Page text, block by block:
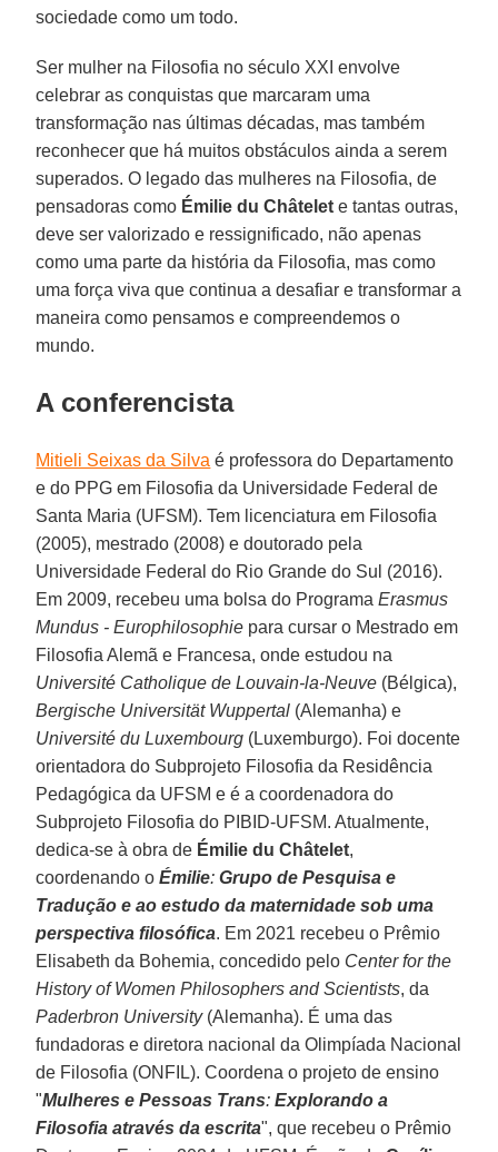
sociedade como um todo.
Ser mulher na Filosofia no século XXI envolve
celebrar as conquistas que marcaram uma
transformação nas últimas décadas, mas também
reconhecer que há muitos obstáculos ainda a serem
superados. O legado das mulheres na Filosofia, de
pensadoras como Émilie du Châtelet e tantas outras,
deve ser valorizado e ressignificado, não apenas
como uma parte da história da Filosofia, mas como
uma força viva que continua a desafiar e transformar a
maneira como pensamos e compreendemos o
mundo.
A conferencista
Mitieli Seixas da Silva é professora do Departamento
e do PPG em Filosofia da Universidade Federal de
Santa Maria (UFSM). Tem licenciatura em Filosofia
(2005), mestrado (2008) e doutorado pela
Universidade Federal do Rio Grande do Sul (2016).
Em 2009, recebeu uma bolsa do ProgramaErasmus
Mundus - Europhilosophie para cursar o Mestrado em
Filosofia Alemã e Francesa, onde estudou na
Université Catholique de Louvain-la-Neuve (Bélgica),
Bergische Universität Wuppertal (Alemanha) e
Université du Luxembourg (Luxemburgo). Foi docente
orientadora do Subprojeto Filosofia da Residência
Pedagógica da UFSM e é a coordenadora do
Subprojeto Filosofia do PIBID-UFSM. Atualmente,
dedica-se à obra de Émilie du Châtelet,
coordenando oÉmilie: Grupo de Pesquisa e
Tradução e ao estudo da maternidade sob uma
perspectiva filosófica. Em 2021 recebeu o Prêmio
Elisabeth da Bohemia, concedido pelo Center for the
History of Women Philosophers and Scientists, da
Paderbron University(Alemanha). É uma das
fundadoras e diretora nacional da Olimpíada Nacional
de Filosofia (ONFIL). Coordena o projeto de ensino
"Mulheres e Pessoas Trans: Explorando a
Filosofia através da escrita", que recebeu o Prêmio